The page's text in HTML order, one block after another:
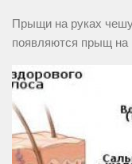
Прыщи на руках
появляются прыщ на